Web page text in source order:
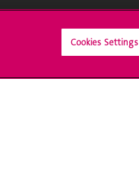
Cookies Settings